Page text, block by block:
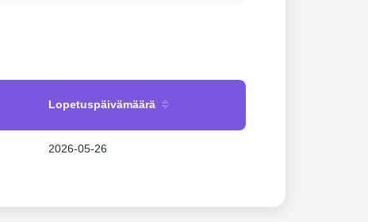
Lopetuspäivämäärä
2026-05-26